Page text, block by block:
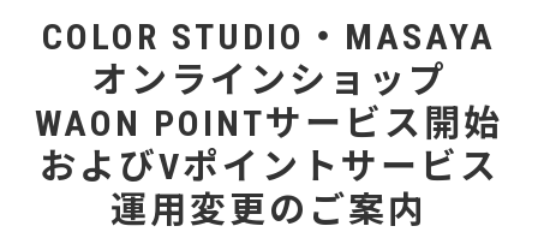
COLOR STUDIO・MASAYA
オンラインショップ
WAON POINTサービス開始
およびVポイントサービス
運用変更のご案内